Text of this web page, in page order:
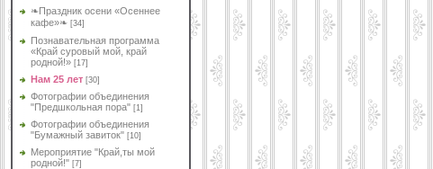
❧Праздник осени «Осеннее
кафе»❧ [34]
Познавательная программа
«Край суровый мой, край
родной!» [17]
Нам 25 лет [30]
Фотографии объединения
"Предшкольная пора" [1]
Фотографии объединения
"Бумажный завиток" [10]
Мероприятие "Край,ты мой
родной!" [7]